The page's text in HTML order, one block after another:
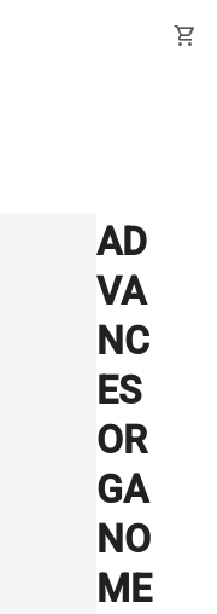
shopping_cart
AD
VA
NC
ES
OR
GA
NO
ME